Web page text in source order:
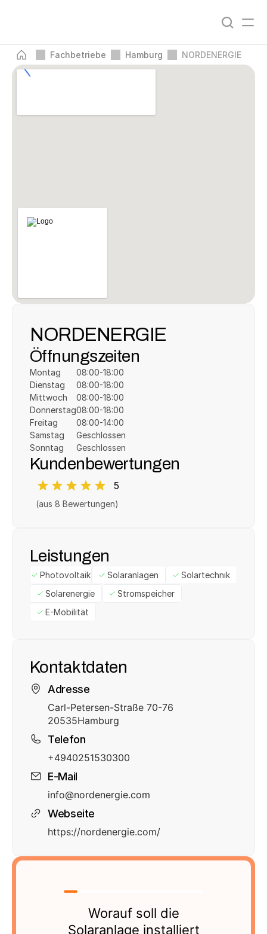
Fachbetriebe Hamburg NORDENERGIE
NORDENERGIE
Öffnungszeiten
Montag
Dienstag
Mittwoch
Donnerstag
Freitag
Samstag
Sonntag
08:00-18:00
08:00-18:00
08:00-18:00
08:00-18:00
08:00-14:00
Geschlossen
Geschlossen
Kundenbewertungen
5
(aus 8 Bewertungen)
Leistungen
Photovoltaik Solaranlagen
Solartechnik
Solarenergie
Stromspeicher
E-Mobilität
Kontaktdaten
Adresse
Carl-Petersen-Straße 70-76
20535Hamburg
Telefon
+4940251530300
E-Mail
info@nordenergie.com
Webseite
https://nordenergie.com/
Worauf soll die
Solaranlage installiert